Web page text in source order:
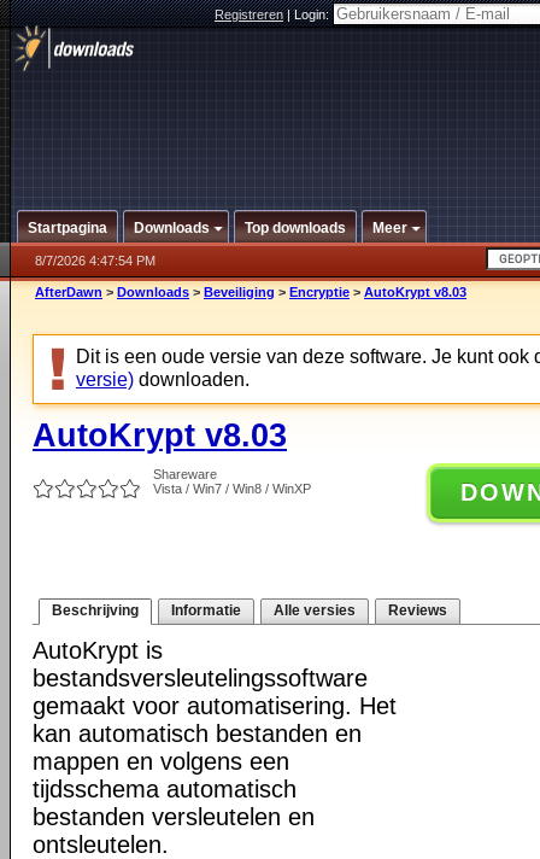
Registreren|Login:
Startpagina Downloads Top downloads Meer
8/7/2026 4:47:54 PM
AfterDawn > Downloads > Beveiliging > Encryptie > AutoKrypt v8.03
Dit is een oude versie van deze software. Je kunt ook
versie) downloaden.
AutoKrypt v8.03
Shareware
Vista / Win7 / Win8 / WinXP
Beschrijving Informatie Alle versies Reviews
AutoKrypt is
bestandsversleutelingssoftware
gemaakt voor automatisering. Het
kan automatisch bestanden en
mappen en volgens een
tijdsschema automatisch
bestanden versleutelen en
ontsleutelen.